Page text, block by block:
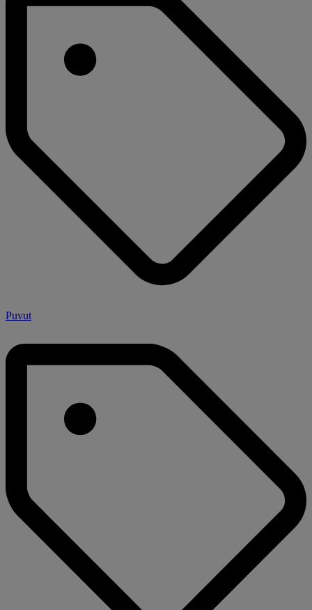
Puvut